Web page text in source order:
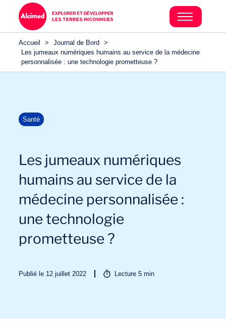
Accueil > Journal de Bord
>
Les jumeaux numériques humains au service de la médecine
personnalisée : une technologie prometteuse ?
Santé
Les jumeaux numériques
humains au service de la
médecine personnalisée :
une technologie
prometteuse ?
Publié le 12 juillet 2022 Lecture5 min